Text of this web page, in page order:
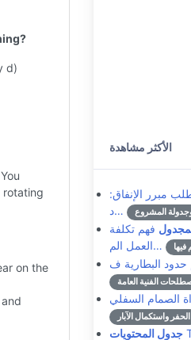
d)
rotating
on the
الأكثر مشاهدة
مبرر الإنفاق:
د…
المشروع
فهم تكلفة
العمل الم…
فيها
الفنية العامة
الحفر واستكمال الآبار
جدول المحتويات